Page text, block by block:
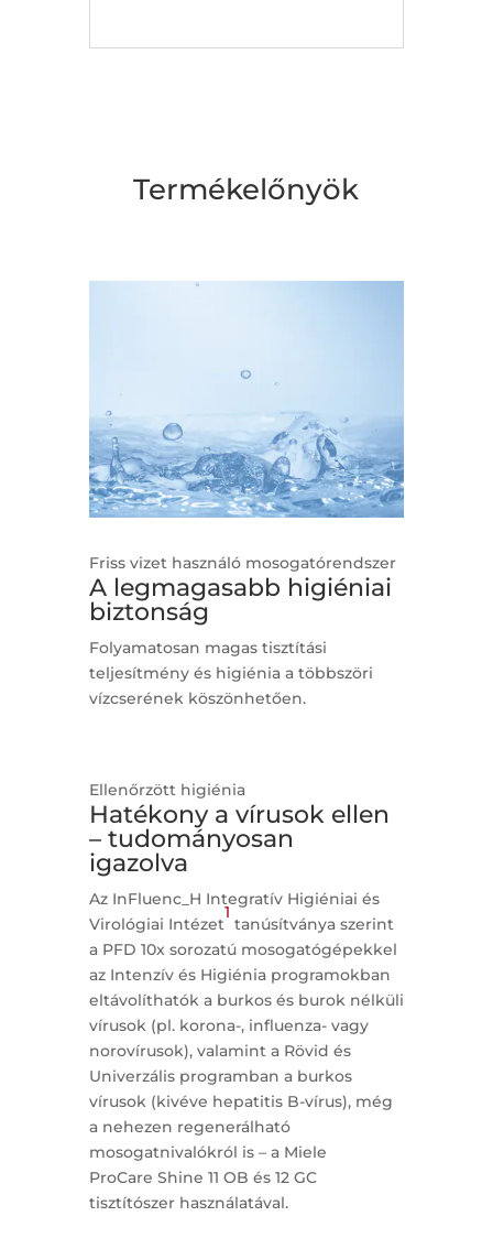
Termékelőnyök
Friss vizet használó mosogatórendszer
A legmagasabb higiéniai
biztonság
Folyamatosan magas tisztítási
teljesítmény és higiénia a többszöri
vízcserének köszönhetően.
Ellenőrzött higiénia
Hatékony a vírusok ellen
– tudományosan
igazolva
Az InFluenc_H Integratív Higiéniai és
Virológiai Intézet
1
tanúsítványa szerint
a PFD 10x sorozatú mosogatógépekkel
az Intenzív és Higiénia programokban
eltávolíthatók a burkos és burok nélküli
vírusok (pl. korona-, influenza- vagy
norovírusok), valamint a Rövid és
Univerzális programban a burkos
vírusok (kivéve hepatitis B-vírus), még
a nehezen regenerálható
mosogatnivalókról is – a Miele
ProCare Shine 11 OB és 12 GC
tisztítószer használatával.